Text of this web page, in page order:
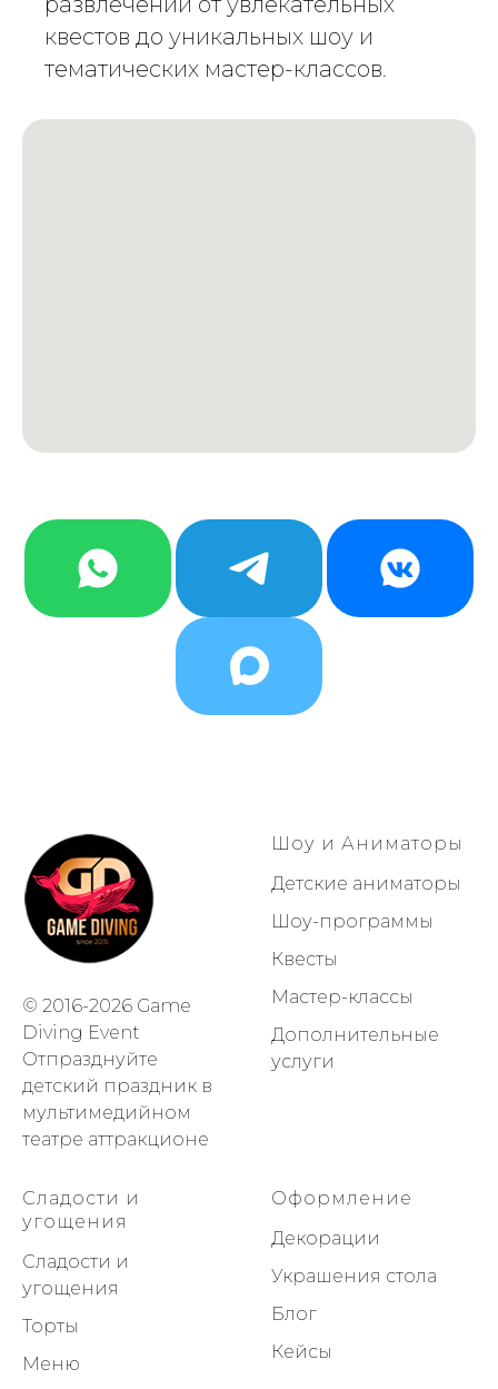
квестов до уникальных шоу и
тематических мастер-классов.
© 2016-2026 Game
Diving Event
Отпразднуйте
детский праздник в
мультимедийном
театре аттракционе
Шоу и Аниматоры
Детские аниматоры
Шоу-программы
Квесты
Мастер-классы
Дополнительные
услуги
Сладости и
угощения
Сладости и
угощения
Торты
Меню
Оформление
Декорации
Украшения стола
Блог
Кейсы